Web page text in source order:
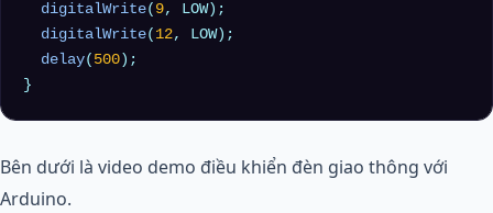
digitalWrite( 9, LOW);
digitalWrite( 12, LOW);
delay( 500 );
Bên dưới là video demo điều khiển đèn giao thông với
Arduino.